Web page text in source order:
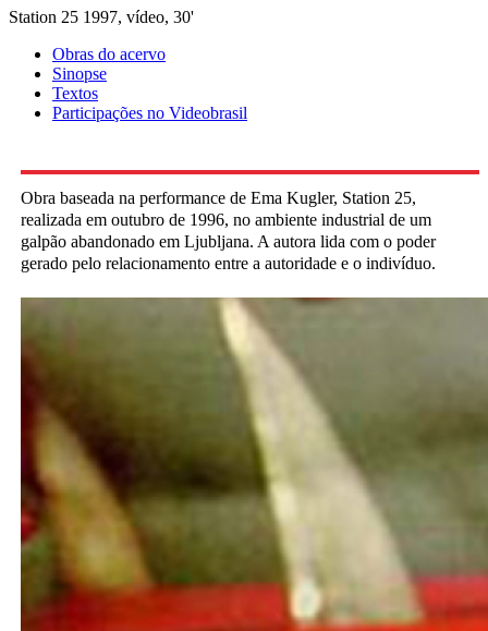
Station 25 1997, vídeo, 30'
Obras do acervo
Sinopse
Textos
Participações no Videobrasil
Obra baseada na performance de Ema Kugler, Station 25,
realizada em outubro de 1996, no ambiente industrial de um
galpão abandonado em Ljubljana. A autora lida com o poder
gerado pelo relacionamento entre a autoridade e o indivíduo.